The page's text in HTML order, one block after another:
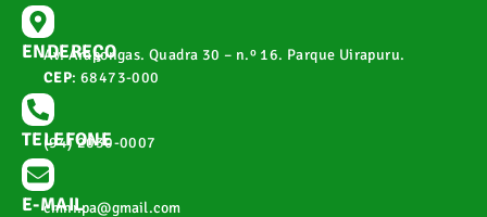
ENDEREÇO
Av. Arapongas. Quadra 30 – n.º 16. Parque Uirapuru.
CEP: 68473-000
TELEFONE
(94) 2030-0007
E-MAIL
cmnr.pa@gmail.com